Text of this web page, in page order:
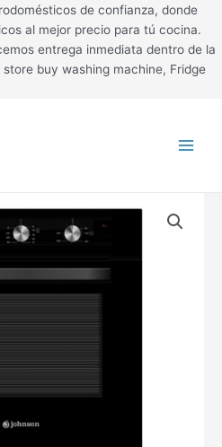
de confianza, donde
al mejor precio para tú cocina.
entrega inmediata dentro de la
buy washing machine, Fridge
Menu